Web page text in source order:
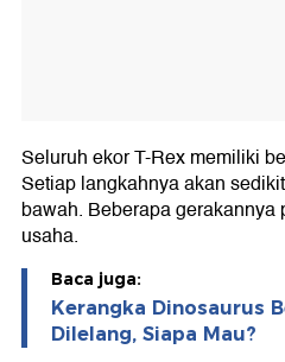
Seluruh ekor T-Rex memiliki
Setiap langkahnya akan
bawah. Beberapa
usaha.
Baca juga:
Kerangka Dinosaurus
Dilelang, Siapa Mau?